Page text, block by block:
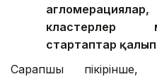
кластерлер
стартаптар
Сарапшы пікірінше,